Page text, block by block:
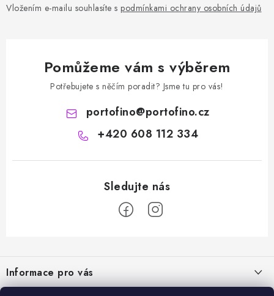
Vložením e-mailu souhlasíte s podmínkami ochrany osobních údajů
Pomůžeme vám s výběrem
Potřebujete s něčím poradit? Jsme tu pro vás!
portofino@portofino.cz
+420 608 112 334
pInformace pro vás